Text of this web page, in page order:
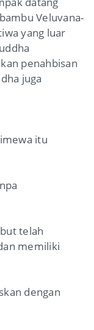
Veluvana-
yang luar
penahbisan
juga
itu
telah
memiliki
dengan